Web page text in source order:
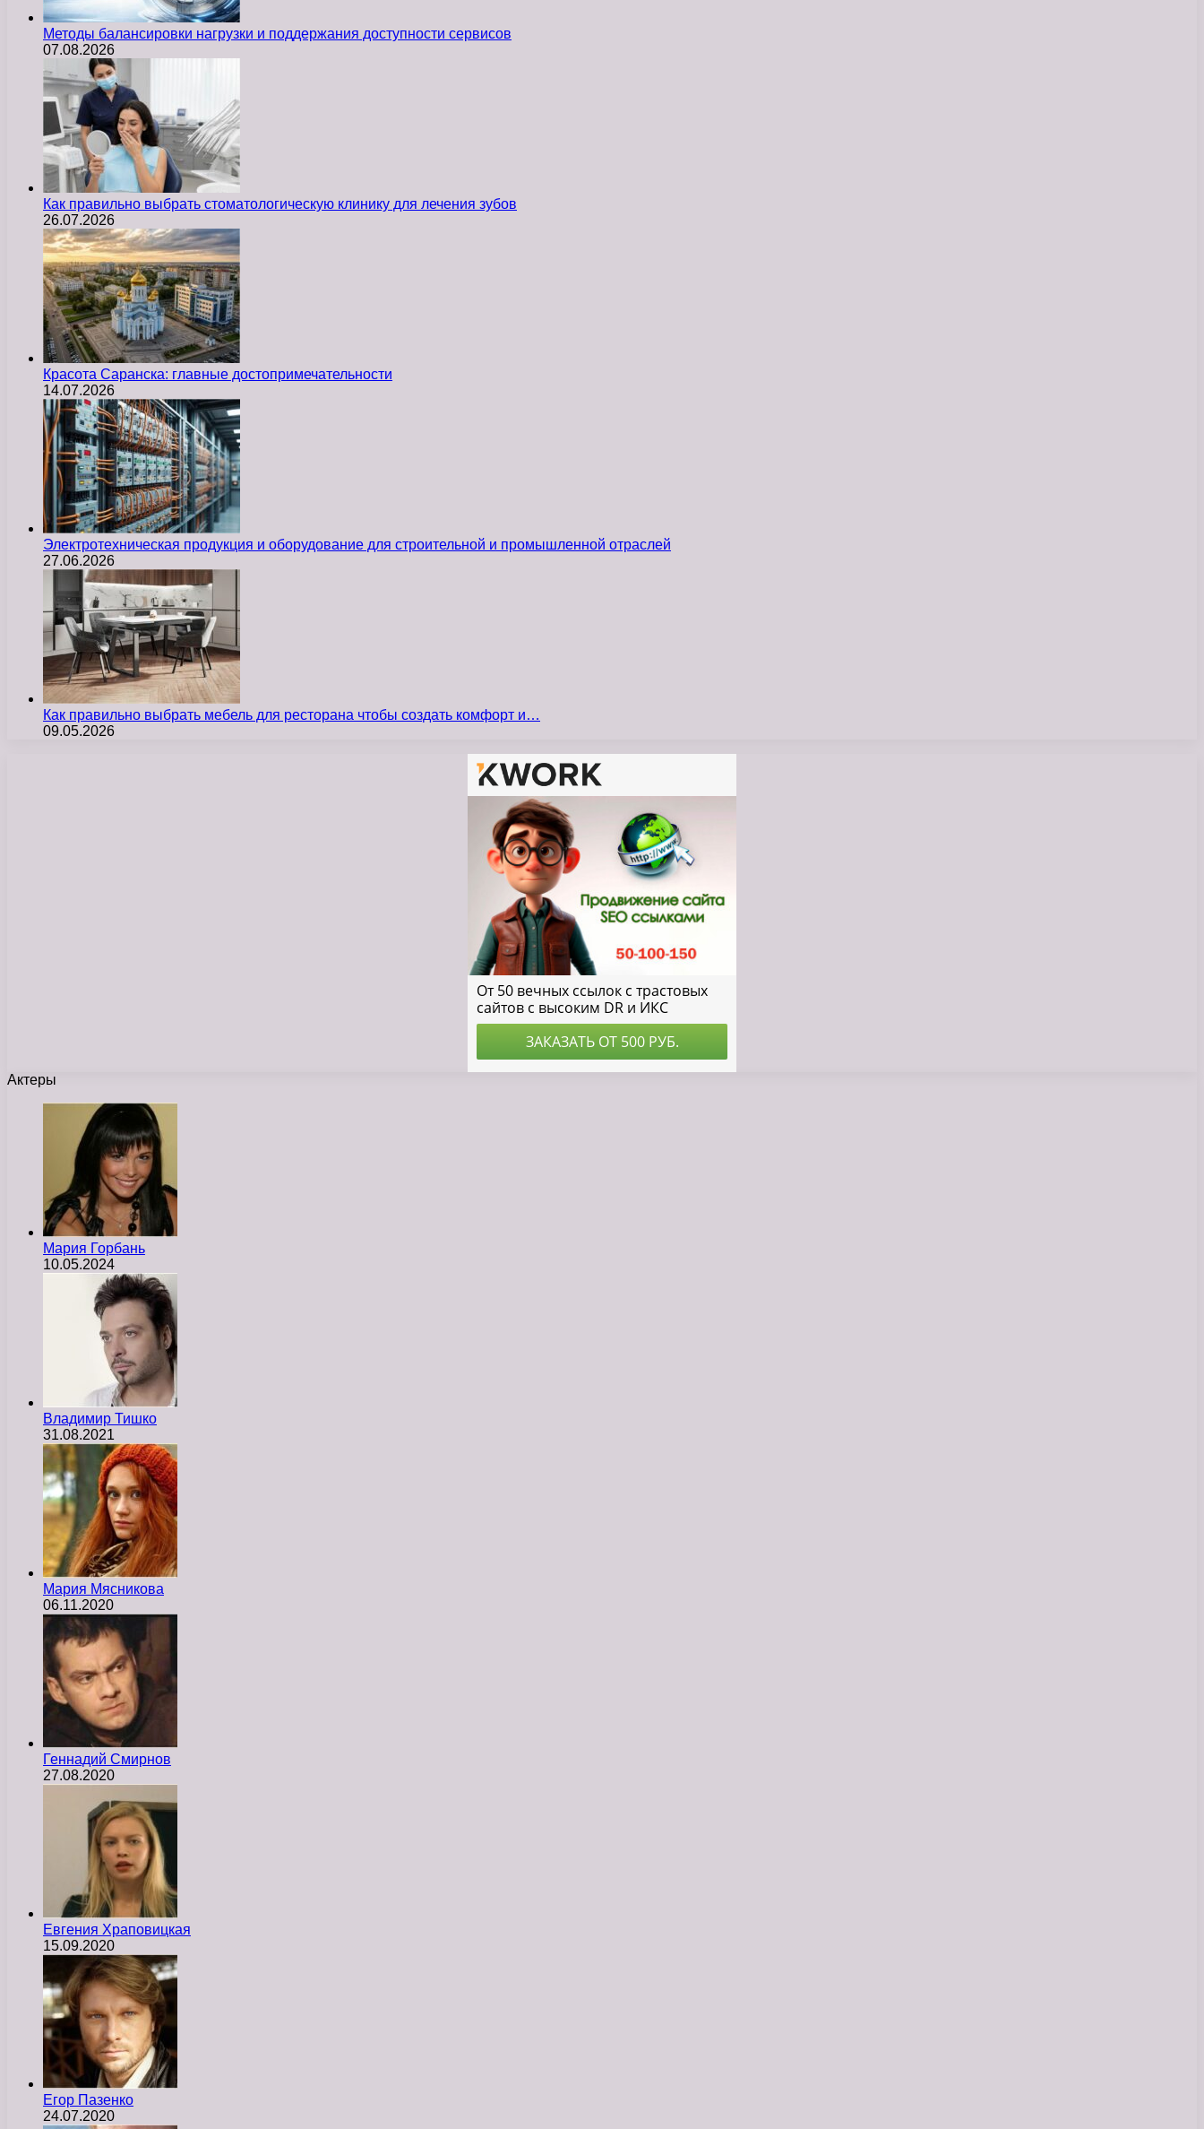
Методы балансировки нагрузки и поддержания доступности сервисов
07.08.2026
Как правильно выбрать стоматологическую клинику для лечения зубов
26.07.2026
Красота Саранска: главные достопримечательности
14.07.2026
Электротехническая продукция и оборудование для строительной и промышленной отраслей
27.06.2026
Как правильно выбрать мебель для ресторана чтобы создать комфорт и…
09.05.2026
Актеры
Мария Горбань
10.05.2024
Владимир Тишко
31.08.2021
Мария Мясникова
06.11.2020
Геннадий Смирнов
27.08.2020
Евгения Храповицкая
15.09.2020
Егор Пазенко
24.07.2020